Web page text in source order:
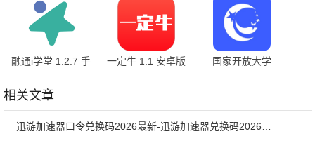
融通i学堂 1.2.7 手
一定牛 1.1 安卓版
国家开放大学
相关文章